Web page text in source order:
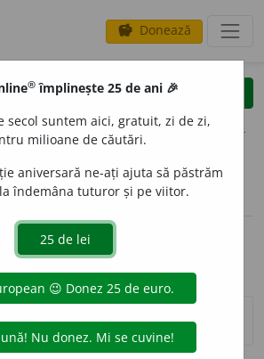
savings Donează
clear
opțiuni
volume_up (50)
® împlinește 25 de ani 🎉
secol suntem aici, gratuit, zi de zi,
milioane de căutări.
aniversară ne-ați ajuta să păstrăm
îndemâna tuturor și pe viitor.